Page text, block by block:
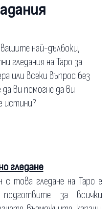
най-дълбоки,
гледания на Таро за
или всеки въпрос без
ви помогне да ви
истини?
гледане
с това гледане на Таро е
за всички